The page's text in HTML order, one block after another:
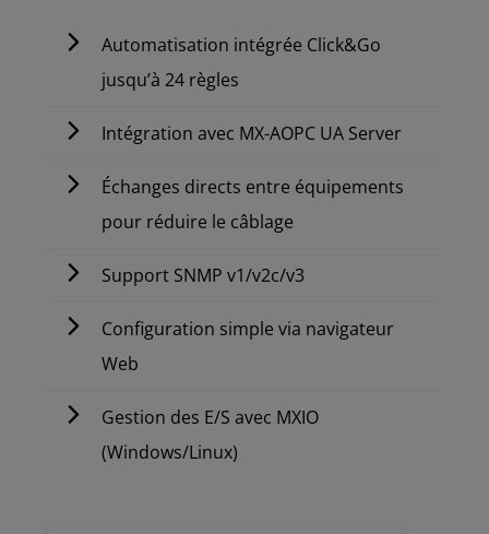
Automatisation intégrée Click&Go
jusqu’à 24 règles
Intégration avec MX-AOPC UA Server
Échanges directs entre équipements
pour réduire le câblage
Support SNMP v1/v2c/v3
Configuration simple via navigateur
Web
Gestion des E/S avec MXIO
(Windows/Linux)